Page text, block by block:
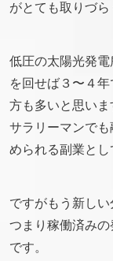
がとても取りづら
低圧の太陽光発
を回せば３〜４
方も多いと思いま
サラリーマンで
められる副業とし
ですがもう新しい
つまり稼働済み
です。